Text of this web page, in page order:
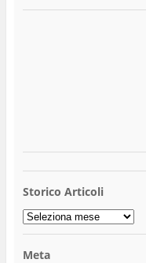
Storico Articoli
Storico
Articoli
Meta